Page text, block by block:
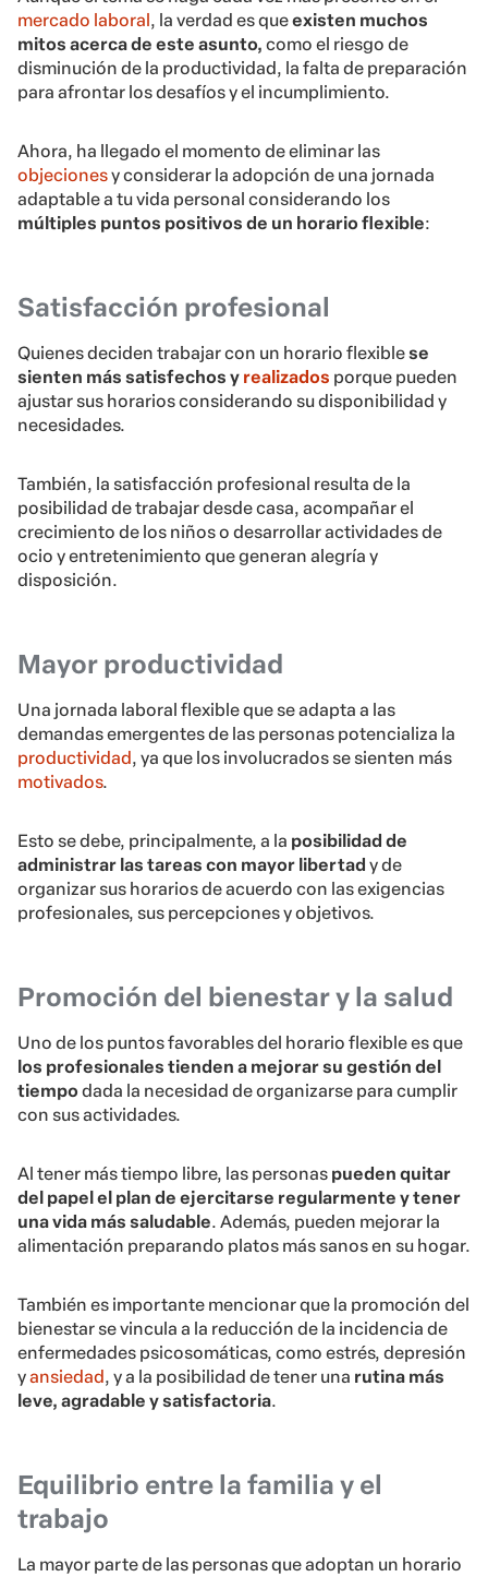
mercado laboral , la verdad es queexisten muchos
mitos acerca de este asunto, como el riesgo de
disminución de la productividad, la falta de preparación
para afrontar los desafíos y el incumplimiento.
Ahora, ha llegado el momento de eliminar las
objecionesy considerar la adopción de una jornada
adaptable a tu vida personal considerando los
múltiples puntos positivos de un horario flexible:
Satisfacción profesional
Quienes deciden trabajar con un horario flexiblese
sienten más satisfechos y realizados porque pueden
ajustar sus horarios considerando su disponibilidad y
necesidades.
También, la satisfacción profesional resulta de la
posibilidad de trabajar desde casa, acompañar el
crecimiento de los niños o desarrollar actividades de
ocio y entretenimiento que generan alegría y
disposición.
Mayor productividad
Una jornada laboral flexible que se adapta a las
demandas emergentes de las personas potencializa la
productividad, ya que los involucrados se sienten más
motivados.
Esto se debe, principalmente, a la posibilidad de
administrar las tareas con mayor libertad y de
organizar sus horarios de acuerdo con las exigencias
profesionales, sus percepciones y objetivos.
Promoción del bienestar y la salud
Uno de los puntos favorables del horario flexible es que
los profesionales tienden a mejorar su gestión del
tiempo dada la necesidad de organizarse para cumplir
con sus actividades.
Al tener más tiempo libre, las personas pueden quitar
del papel el plan de ejercitarse regularmente y tener
una vida más saludable. Además, pueden mejorar la
alimentación preparando platos más sanos en su hogar.
También es importante mencionar que la promoción del
bienestar se vincula a la reducción de la incidencia de
enfermedades psicosomáticas, como estrés, depresión
yansiedad, y a la posibilidad de tener una rutina más
leve, agradable y satisfactoria.
Equilibrio entre la familia y el
trabajo
La mayor parte de las personas que adoptan un horario